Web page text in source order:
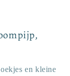
en kleine